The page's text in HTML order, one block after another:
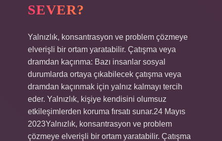
SEVER?
Yalnızlık, konsantrasyon ve problem çözmeye
elverişli bir ortam yaratabilir. Çatışma veya
dramdan kaçınma: Bazı insanlar sosyal
durumlarda ortaya çıkabilecek çatışma veya
dramdan kaçınmak için yalnız kalmayı tercih
eder. Yalnızlık, kişiye kendisini olumsuz
etkileşimlerden koruma fırsatı sunar.24 Mayıs
2023Yalnızlık, konsantrasyon ve problem
çözmeye elverişli bir ortam yaratabilir. Çatışma